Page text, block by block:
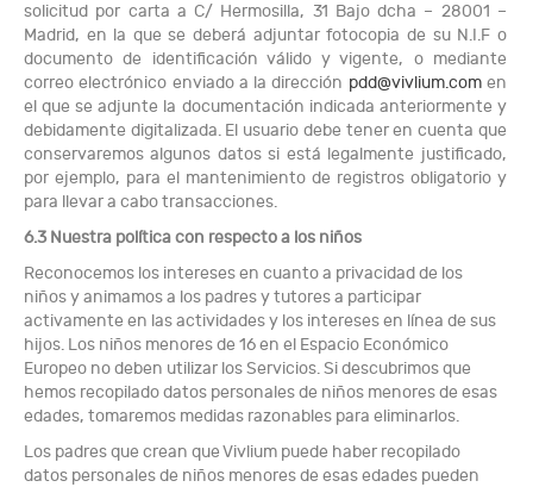
solicitud por carta a C/ Hermosilla, 31 Bajo dcha – 28001 –
Madrid, en la que se deberá adjuntar fotocopia de su N.I.F o
documento de identificación válido y vigente, o mediante
correo electrónico enviado a la dirección pdd@vivlium.comen
el que se adjunte la documentación indicada anteriormente y
debidamente digitalizada. El usuario debe tener en cuenta que
conservaremos algunos datos si está legalmente justificado,
por ejemplo, para el mantenimiento de registros obligatorio y
para llevar a cabo transacciones.
6.3 Nuestra política con respecto a los niños
Reconocemos los intereses en cuanto a privacidad de los
niños y animamos a los padres y tutores a participar
activamente en las actividades y los intereses en línea de sus
hijos. Los niños menores de 16 en el Espacio Económico
Europeo no deben utilizar los Servicios. Si descubrimos que
hemos recopilado datos personales de niños menores de esas
edades, tomaremos medidas razonables para eliminarlos.
Los padres que crean que Vivlium puede haber recopilado
datos personales de niños menores de esas edades pueden